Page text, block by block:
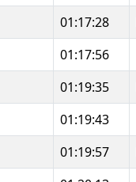
01:17:28
01:17:56
01:19:35
01:19:43
01:19:57